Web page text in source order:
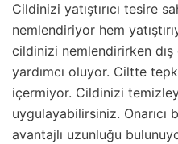
Cildinizi yatıştırıcı tesire
nemlendiriyor hem
cildinizi nemlendirirken
yardımcı oluyor. Ciltte
içermiyor. Cildinizi
uygulayabilirsiniz. Onarıcı
avantajlı uzunluğu